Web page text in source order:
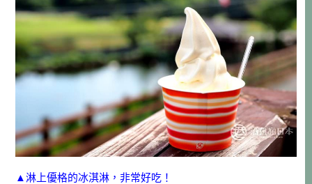
▲淋上優格的冰淇淋，非常好吃！